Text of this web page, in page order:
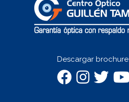
Descargar brochure